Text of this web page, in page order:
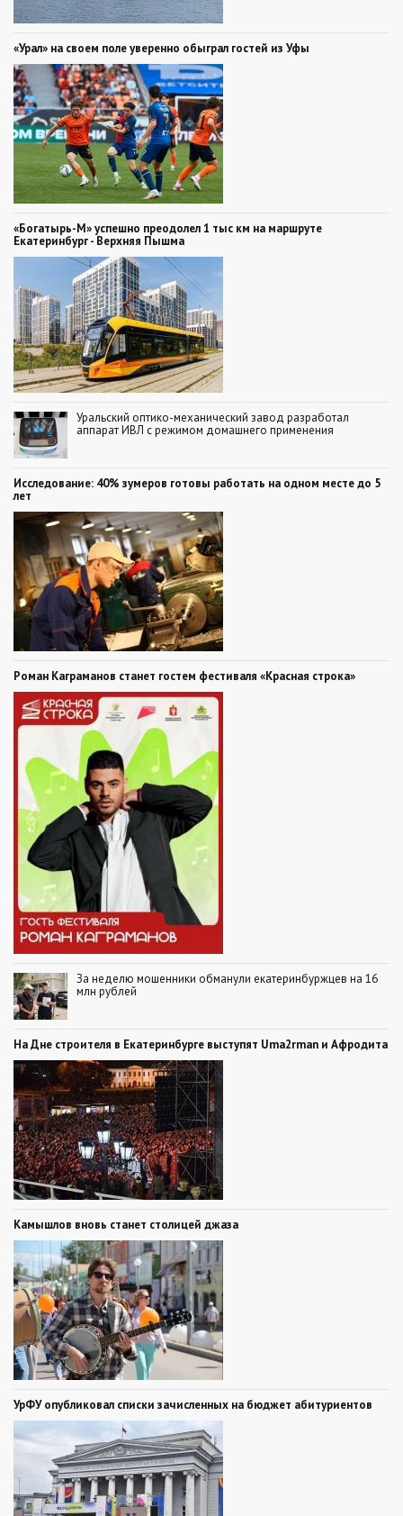
«Урал» на своем поле уверенно обыграл гостей из Уфы
«Богатырь-М» успешно преодолел 1 тыс км на маршруте
Екатеринбург - Верхняя Пышма
Уральский оптико-механический завод разработал
аппарат ИВЛ с режимом домашнего применения
Исследование: 40% зумеров готовы работать на одном месте до 5
лет
Роман Каграманов станет гостем фестиваля «Красная строка»
За неделю мошенники обманули екатеринбуржцев на 16
млн рублей
На Дне строителя в Екатеринбурге выступят Uma2rman и Афродита
Камышлов вновь станет столицей джаза
УрФУ опубликовал списки зачисленных на бюджет абитуриентов